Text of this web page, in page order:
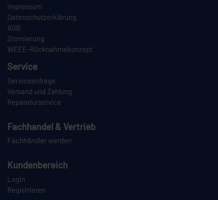
Impressum
Datenschutzerklärung
AGB
Stornierung
WEEE-Rücknahmekonzept
Service
Serviceanfrage
Versand und Zahlung
Reparaturservice
Fachhandel & Vertrieb
Fachhändler werden
Kundenbereich
Login
Registrieren